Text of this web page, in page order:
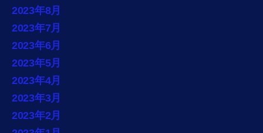
2023年8月
2023年7月
2023年6月
2023年5月
2023年4月
2023年3月
2023年2月